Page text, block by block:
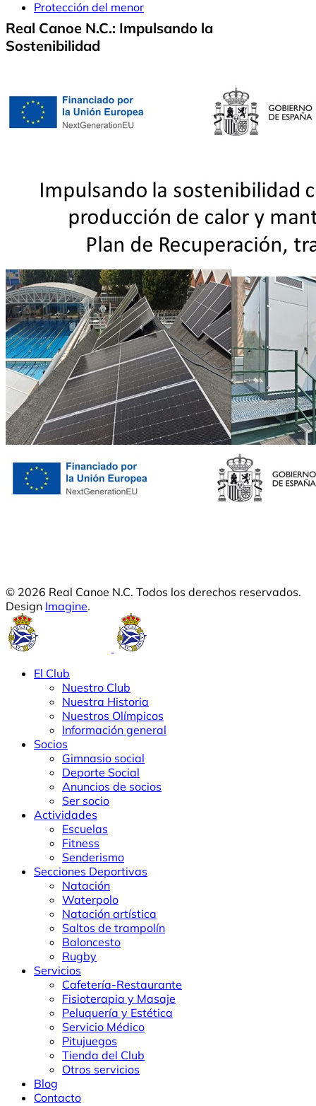
Protección del menor
Real Canoe N.C.: Impulsando la
Sostenibilidad
© 2026 Real Canoe N.C. Todos los derechos reservados.
Design Imagine.
El Club
Nuestro Club
Nuestra Historia
Nuestros Olímpicos
Información general
Socios
Gimnasio social
Deporte Social
Anuncios de socios
Ser socio
Actividades
Escuelas
Fitness
Senderismo
Secciones Deportivas
Natación
Waterpolo
Natación artística
Saltos de trampolín
Baloncesto
Rugby
Servicios
Cafetería-Restaurante
Fisioterapia y Masaje
Peluquería y Estética
Servicio Médico
Pitujuegos
Tienda del Club
Otros servicios
Blog
Contacto